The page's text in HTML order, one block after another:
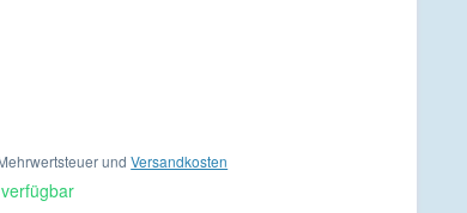
undVersandkosten